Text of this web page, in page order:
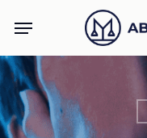
main
content
Menu